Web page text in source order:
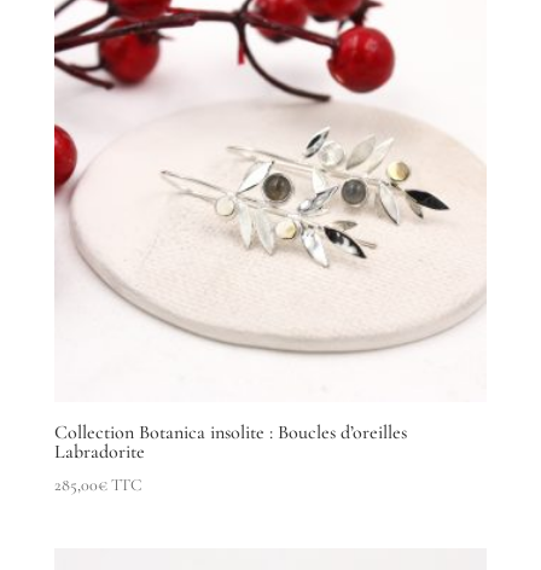
Collection Botanica insolite : Boucles d’oreilles
Labradorite
285,00€TTC